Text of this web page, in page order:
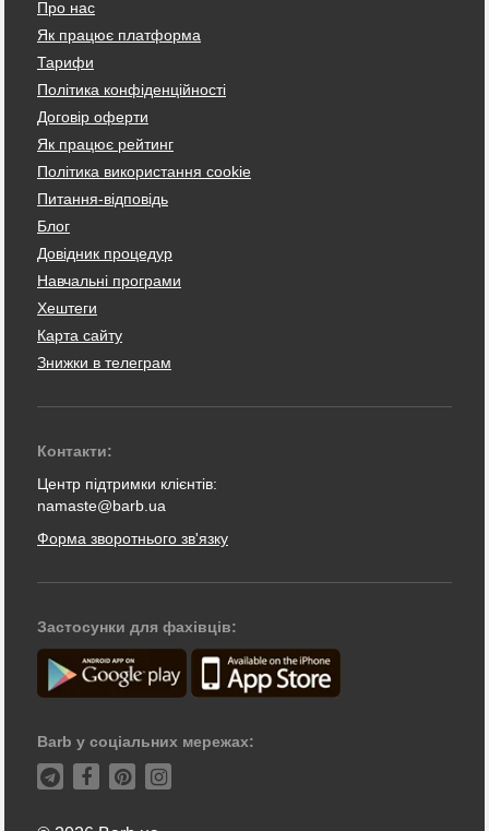
Про нас
Як працює платформа
Тарифи
Політика конфіденційності
Договір оферти
Як працює рейтинг
Політика використання cookie
Питання-відповідь
Блог
Довідник процедур
Навчальні програми
Хештеги
Карта сайту
Знижки в телеграм
Контакти:
Центр підтримки клієнтів:
namaste@barb.ua
Форма зворотнього зв'язку
Застосунки для фахівців:
Barb у соціальних мережах: